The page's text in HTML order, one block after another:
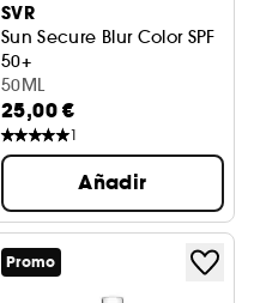
SVR
Sun Secure Blur Color SPF
50+
Protección Solar
50ML
25,00 €
1
Añadir
Promo